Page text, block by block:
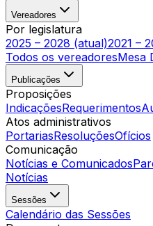
Vereadores
Por legislatura
2025 – 2028 (atual)2021 –
Todos os vereadoresMesa
Publicações
Proposições
IndicaçõesRequerimentos
Atos administrativos
PortariasResoluçõesOfícios
Comunicação
Notícias e Comunicados
Notícias
Sessões
Calendário das Sessões